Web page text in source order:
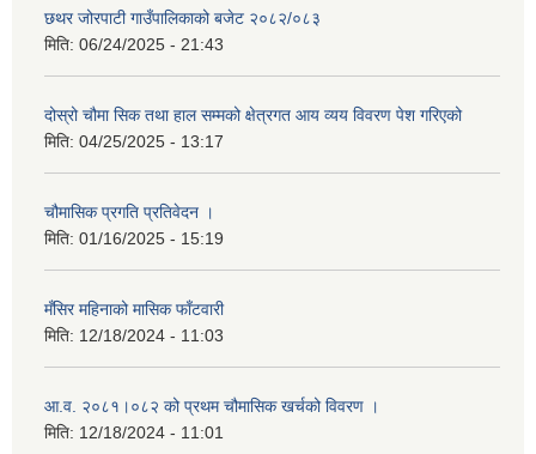
छथर जोरपाटी गाउँपालिकाको बजेट २०८२/०८३
मिति: 06/24/2025 - 21:43
दोस्रो चौमा सिक तथा हाल सम्मको क्षेत्रगत आय व्यय विवरण पेश गरिएको
मिति: 04/25/2025 - 13:17
चौमासिक प्रगति प्रतिवेदन ।
मिति: 01/16/2025 - 15:19
मँसिर महिनाको मासिक फाँटवारी
मिति: 12/18/2024 - 11:03
आ.व. २०८१।०८२ को प्रथम चौमासिक खर्चको विवरण ।
मिति: 12/18/2024 - 11:01